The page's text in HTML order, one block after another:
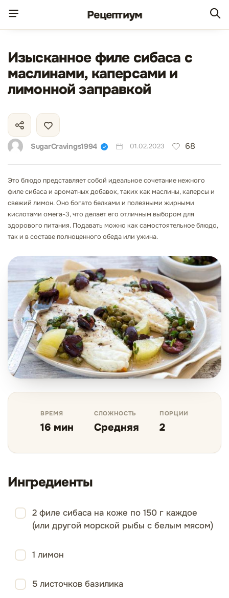
Рецептиум
Изысканное филе сибаса с
маслинами, каперсами и
лимонной заправкой
SugarCravings1994 01.02.2023 68
Это блюдо представляет собой идеальное сочетание нежного
филе сибаса и ароматных добавок, таких как маслины, каперсы и
свежий лимон. Оно богато белками и полезными жирными
кислотами омега-3, что делает его отличным выбором для
здорового питания. Подавать можно как самостоятельное блюдо,
так и в составе полноценного обеда или ужина.
ВРЕМЯ
16 мин
СЛОЖНОСТЬ
Средняя
ПОРЦИИ
2
Ингредиенты
2 филе сибаса на коже по 150 г каждое
(или другой морской рыбы с белым мясом)
1 лимон
5 листочков базилика